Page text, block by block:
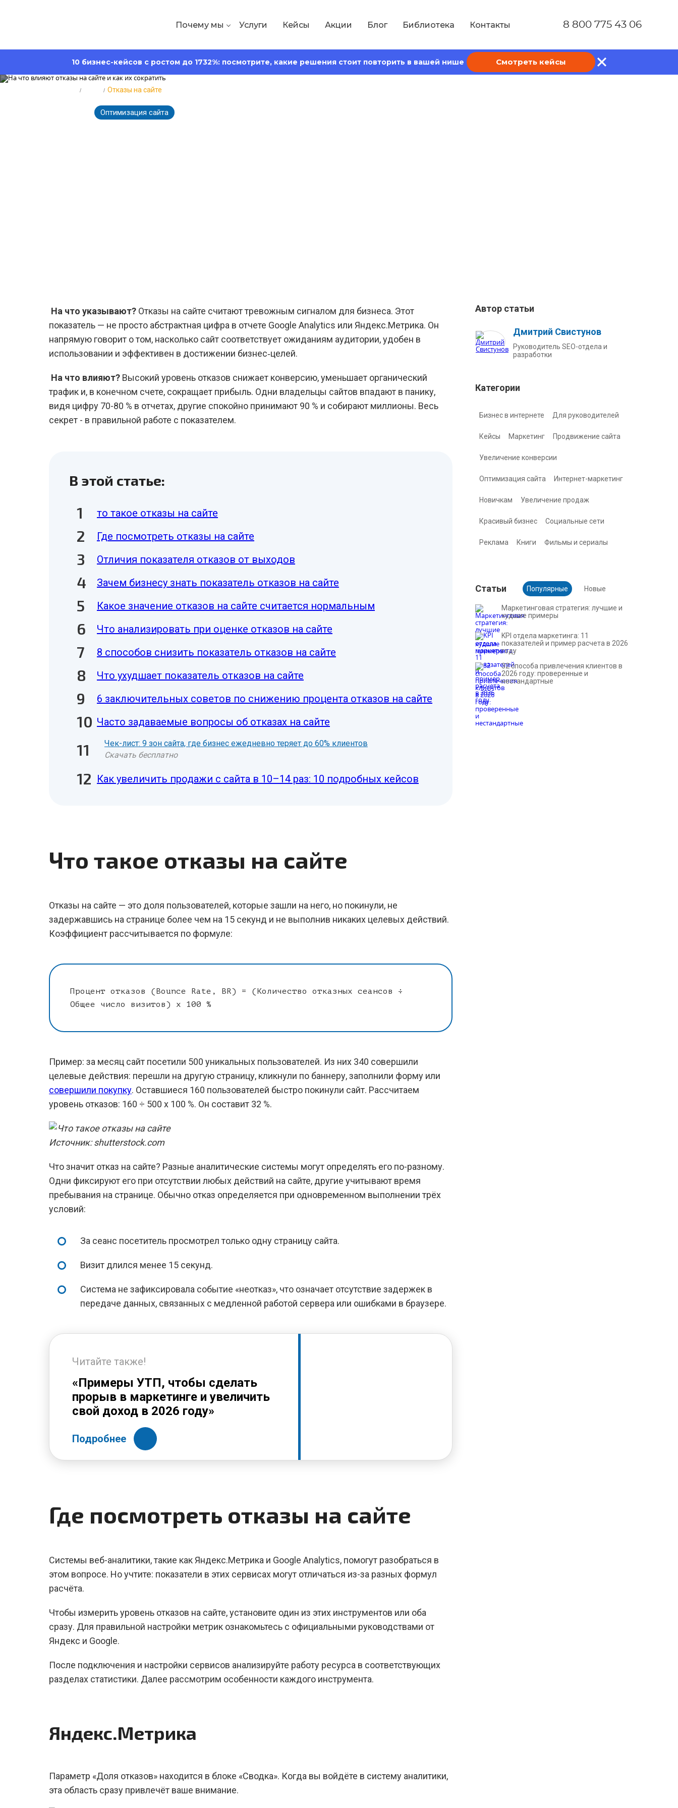
Почему мы Услуги Кейсы Акции Блог Библиотека Контакты 8 800 775 43 06
10 бизнес-кейсов с ростом до 1732%: посмотрите, какие решения стоит повторить в вашей нише Смотреть кейсы
Отказы на сайте
Оптимизация сайта
На что указывают? Отказы на сайте считают тревожным сигналом для бизнеса. Этот
показатель — не просто абстрактная цифра в отчете Google Analytics или Яндекс.Метрика. Он
напрямую говорит о том, насколько сайт соответствует ожиданиям аудитории, удобен в
использовании и эффективен в достижении бизнес‑целей.
На что влияют? Высокий уровень отказов снижает конверсию, уменьшает органический
трафик и, в конечном счете, сокращает прибыль. Одни владельцы сайтов впадают в панику,
видя цифру 70-80 % в отчетах, другие спокойно принимают 90 % и собирают миллионы. Весь
секрет - в правильной работе с показателем.
В этой статье:
то такое отказы на сайте
Где посмотреть отказы на сайте
Отличия показателя отказов от выходов
Зачем бизнесу знать показатель отказов на сайте
Какое значение отказов на сайте считается нормальным
Что анализировать при оценке отказов на сайте
8 способов снизить показатель отказов на сайте
Что ухудшает показатель отказов на сайте
6 заключительных советов по снижению процента отказов на сайте
Часто задаваемые вопросы об отказах на сайте
Чек-лист: 9 зон сайта, где бизнес ежедневно теряет до 60% клиентов
Скачать бесплатно
Как увеличить продажи с сайта в 10–14 раз: 10 подробных кейсов
Что такое отказы на сайте
Отказы на сайте — это доля пользователей, которые зашли на него, но покинули, не
задержавшись на странице более чем на 15 секунд и не выполнив никаких целевых действий.
Коэффициент рассчитывается по формуле:
Процент отказов (Bounce Rate, BR) = (Количество отказных сеансов ÷
Общее число визитов) x 100 %
Пример: за месяц сайт посетили 500 уникальных пользователей. Из них 340 совершили
целевые действия: перешли на другую страницу, кликнули по баннеру, заполнили форму или
совершили покупку. Оставшиеся 160 пользователей быстро покинули сайт. Рассчитаем
уровень отказов: 160 ÷ 500 x 100 %. Он составит 32 %.
Источник: shutterstock.com
Что значит отказ на сайте? Разные аналитические системы могут определять его по-разному.
Одни фиксируют его при отсутствии любых действий на сайте, другие учитывают время
пребывания на странице. Обычно отказ определяется при одновременном выполнении трёх
условий:
За сеанс посетитель просмотрел только одну страницу сайта.
Визит длился менее 15 секунд.
Система не зафиксировала событие «неотказ», что означает отсутствие задержек в
передаче данных, связанных с медленной работой сервера или ошибками в браузере.
Читайте также!
«Примеры УТП, чтобы сделать
прорыв в маркетинге и увеличить
свой доход в 2026 году»
Подробнее
Где посмотреть отказы на сайте
Системы веб-аналитики, такие как Яндекс.Метрика и Google Analytics, помогут разобраться в
этом вопросе. Но учтите: показатели в этих сервисах могут отличаться из-за разных формул
расчёта.
Чтобы измерить уровень отказов на сайте, установите один из этих инструментов или оба
сразу. Для правильной настройки метрик ознакомьтесь с официальными руководствами от
Яндекс и Google.
После подключения и настройки сервисов анализируйте работу ресурса в соответствующих
разделах статистики. Далее рассмотрим особенности каждого инструмента.
Яндекс.Метрика
Параметр «Доля отказов» находится в блоке «Сводка». Когда вы войдёте в систему аналитики,
эта область сразу привлечёт ваше внимание.
Автор статьи
Дмитрий Свистунов
Руководитель SEO-отдела и
разработки
Категории
Бизнес в интернете Для руководителей
Кейсы Маркетинг Продвижение сайта
Увеличение конверсии
Оптимизация сайта Интернет-маркетинг
Новичкам Увеличение продаж
Красивый бизнес Социальные сети
Реклама Книги Фильмы и сериалы
Cтатьи Популярные Новые
Маркетинговая стратегия: лучшие и
худшие примеры
KPI отдела маркетинга: 11
показателей и пример расчета в 2026
году
32 способа привлечения клиентов в
2026 году: проверенные и
нестандартные